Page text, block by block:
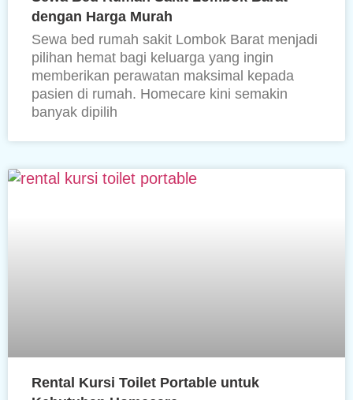
dengan Harga Murah
Sewa bed rumah sakit Lombok Barat menjadi
pilihan hemat bagi keluarga yang ingin
memberikan perawatan maksimal kepada
pasien di rumah. Homecare kini semakin
banyak dipilih
Rental Kursi Toilet Portable untuk